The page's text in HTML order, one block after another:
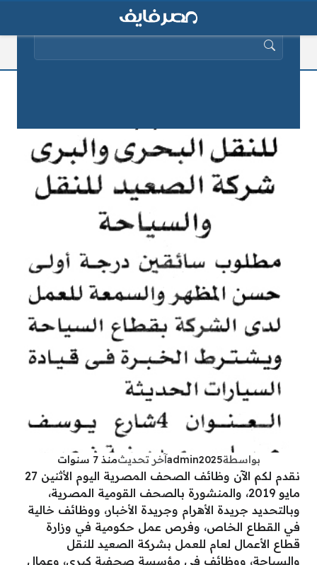
بواسطةadmin2025 آخر تحديثمنذ 7 سنوات
نقدم لكم الآن وظائف الصحف المصرية اليوم الأثنين 27
مايو 2019، والمنشورة بالصحف القومية المصرية،
وبالتحديد جريدة الأهرام وجريدة الأخبار، ووظائف خالية
في القطاع الخاص، وفرص عمل حكومية في وزارة
قطاع الأعمال لعام للعمل بشركة الصعيد للنقل
والسياحة، ووظائف في مؤسسة صحفية كبرى، وعمال
البحث عن: